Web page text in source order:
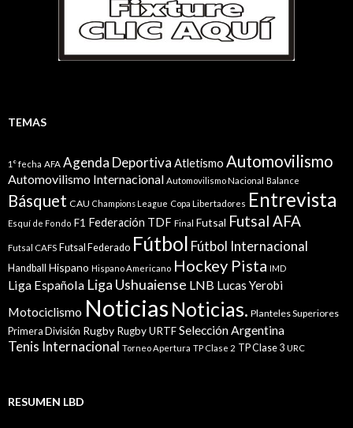
TEMAS
1° fecha AFA Agenda Deportiva Atletismo Automovilismo
Automovilismo Internacional Automovilismo Nacional Balance
Básquet CAU Champions League Copa Libertadores Entrevista
Esquí de Fondo F1 Federación TDF Final Futsal Futsal AFA
Futsal CAFS Futsal Federado Fútbol Fútbol Internacional
Handball Hispano Hispano Americano Hockey Pista IMD
Liga Española Liga Ushuaiense LNB Lucas Yerobi
Motociclismo Noticias Noticias. Planteles Superiores
Primera División Rugby Rugby URTFSelección Argentina
Tenis Internacional Torneo Apertura TP Clase 2 TP Clase 3 URC
RESUMEN LBD